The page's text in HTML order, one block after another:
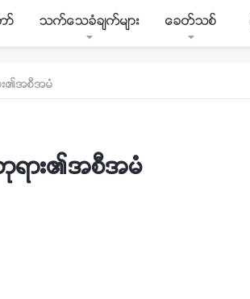
ာ္ သက္ေသခံခ်က္မ်ား ေခတ္သစ္
း၏အစီအမံ
ရား၏အစီအမံ